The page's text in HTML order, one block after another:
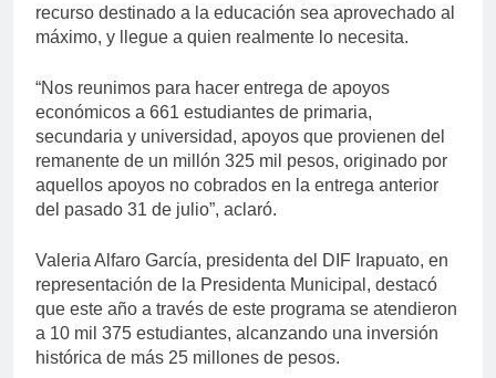
recurso destinado a la educación sea aprovechado al
máximo, y llegue a quien realmente lo necesita.
“Nos reunimos para hacer entrega de apoyos
económicos a 661 estudiantes de primaria,
secundaria y universidad, apoyos que provienen del
remanente de un millón 325 mil pesos, originado por
aquellos apoyos no cobrados en la entrega anterior
del pasado 31 de julio”, aclaró.
Valeria Alfaro García, presidenta del DIF Irapuato, en
representación de la Presidenta Municipal, destacó
que este año a través de este programa se atendieron
a 10 mil 375 estudiantes, alcanzando una inversión
histórica de más 25 millones de pesos.